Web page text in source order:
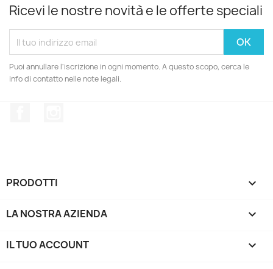
Ricevi le nostre novità e le offerte speciali
Puoi annullare l'iscrizione in ogni momento. A questo scopo, cerca le
info di contatto nelle note legali.
PRODOTTI 
LA NOSTRA AZIENDA 
IL TUO ACCOUNT 